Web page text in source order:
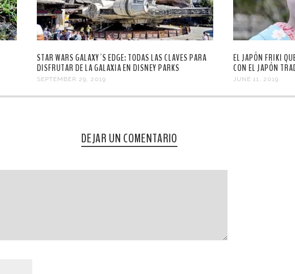
STAR WARS GALAXY´S EDGE: TODAS LAS CLAVES PARA
DISFRUTAR DE LA GALAXIA EN DISNEY PARKS
SEPTEMBER 29, 2019
EL JAPÓN FRIKI
CON EL JAPÓN
JUNE 11, 2019
DEJAR UN COMENTARIO